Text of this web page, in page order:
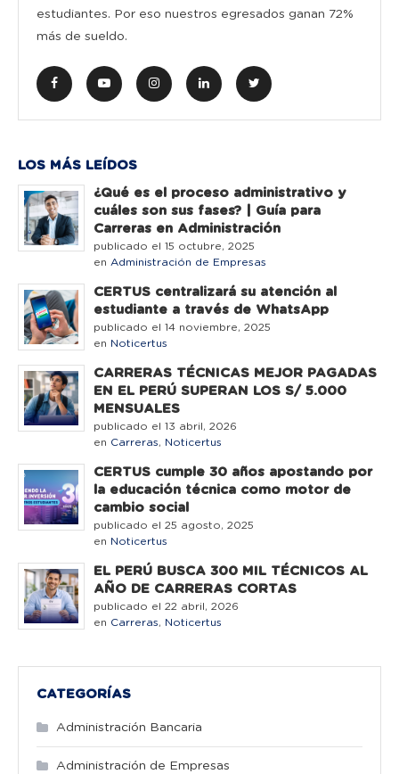
estudiantes. Por eso nuestros egresados ganan 72%
más de sueldo.
LOS MÁS LEÍDOS
¿Qué es el proceso administrativo y
cuáles son sus fases? | Guía para
Carreras en Administración
publicado el 15 octubre, 2025
en Administración de Empresas
CERTUS centralizará su atención al
estudiante a través de WhatsApp
publicado el 14 noviembre, 2025
en Noticertus
CARRERAS TÉCNICAS MEJOR PAGADAS
EN EL PERÚ SUPERAN LOS S/ 5.000
MENSUALES
publicado el 13 abril, 2026
en Carreras, Noticertus
CERTUS cumple 30 años apostando por
la educación técnica como motor de
cambio social
publicado el 25 agosto, 2025
en Noticertus
EL PERÚ BUSCA 300 MIL TÉCNICOS AL
AÑO DE CARRERAS CORTAS
publicado el 22 abril, 2026
en Carreras, Noticertus
CATEGORÍAS
Administración Bancaria
Administración de Empresas